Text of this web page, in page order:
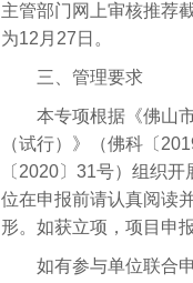
主管部门网上审核推荐
为12月27日。
三、管理要求
本专项根据《佛山市
（试行）》（佛科〔
〔2020〕31号）组织
位在申报前请认真阅读
形。如获立项，项目申
如有参与单位联合申